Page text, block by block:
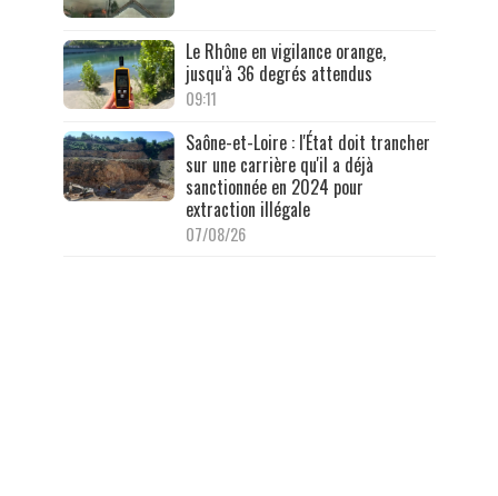
Le Rhône en vigilance orange,
jusqu'à 36 degrés attendus
09:11
Saône-et-Loire : l'État doit trancher
sur une carrière qu'il a déjà
sanctionnée en 2024 pour
extraction illégale
07/08/26